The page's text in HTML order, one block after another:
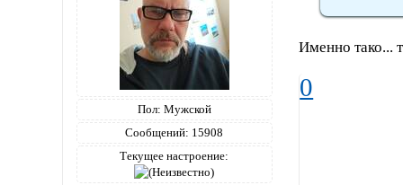
Пол: Мужской
Сообщений: 15908
Текущее настроение:
Именно тако...
0